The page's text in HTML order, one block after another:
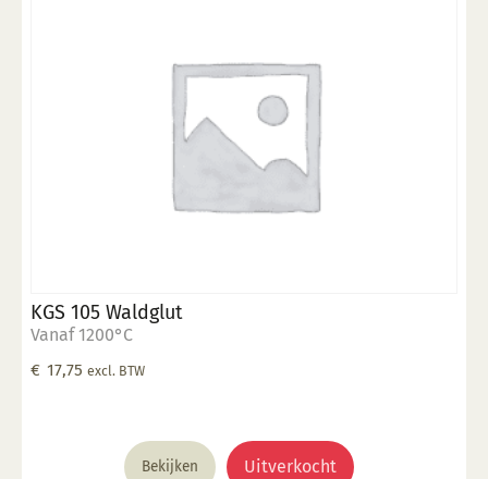
KGS 105 Waldglut
Vanaf 1200°C
€ 17,75 excl. BTW
Bekijken Uitverkocht